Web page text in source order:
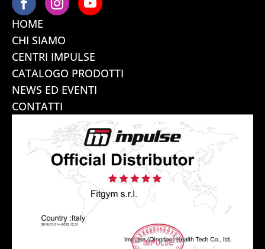
HOME
CHI SIAMO
CENTRI IMPULSE
CATALOGO PRODOTTI
NEWS ED EVENTI
CONTATTI